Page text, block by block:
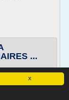
X
...
sur la